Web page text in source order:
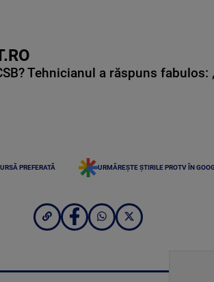
Tehnicianul a răspuns fabulos:
PREFERATĂ URMĂREȘTE ȘTIRILE PROTV ÎN